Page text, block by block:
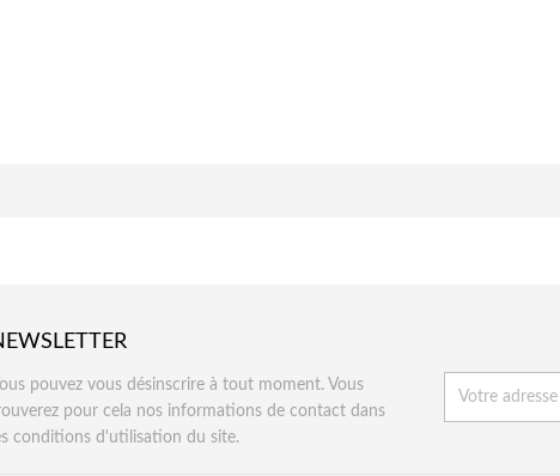
pouvez vous désinscrire à tout moment. Vous
pour cela nos informations de contact dans
conditions d'utilisation du site.